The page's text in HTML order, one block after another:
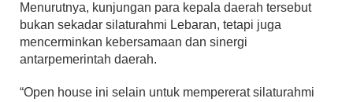
Menurutnya, kunjungan para kepala daerah tersebut
bukan sekadar silaturahmi Lebaran, tetapi juga
mencerminkan kebersamaan dan sinergi
antarpemerintah daerah.
“Open house ini selain untuk mempererat silaturahmi